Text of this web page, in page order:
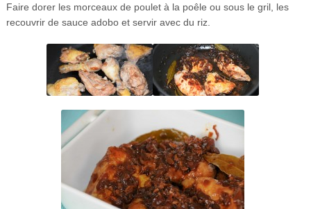
Faire dorer les morceaux de poulet à la poêle ou sous le gril, les
recouvrir de sauce adobo et servir avec du riz.